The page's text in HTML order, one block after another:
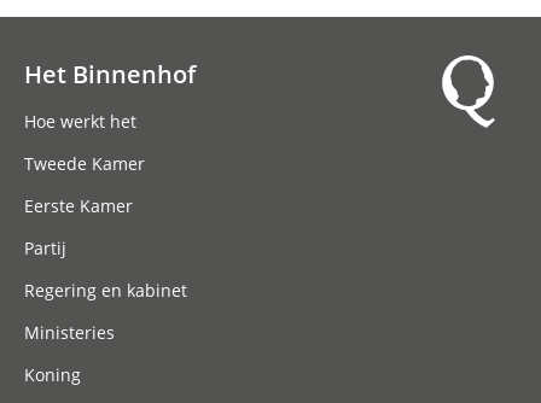
Het Binnenhof
Hoe werkt het
Tweede Kamer
Eerste Kamer
Partij
Regering en kabinet
Ministeries
Koning